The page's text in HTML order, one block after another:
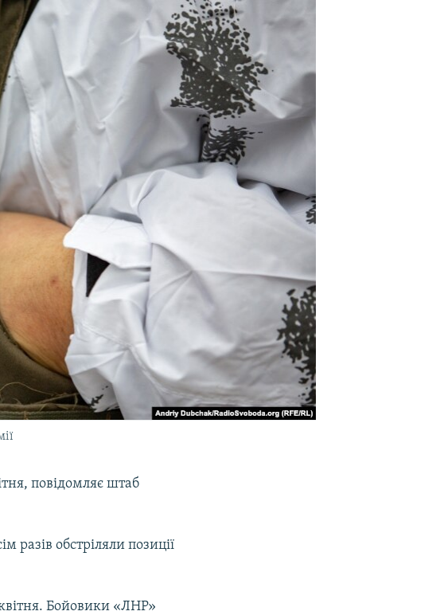
повідомляє штаб
разів обстріляли позиції
Бойовики «ЛНР»